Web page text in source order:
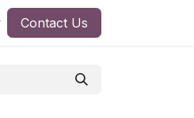
Contact Us